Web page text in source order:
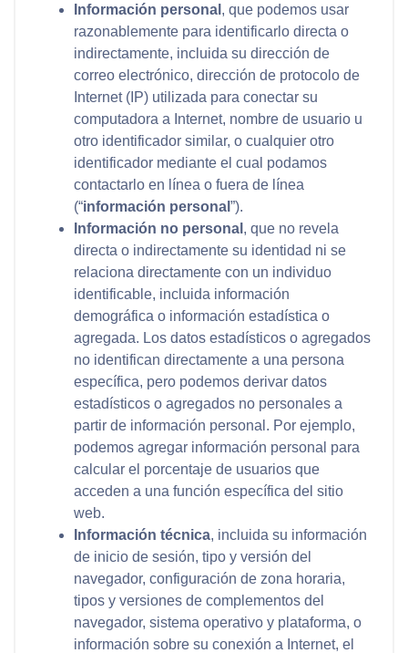
Información personal , que podemos usar
razonablemente para identificarlo directa o
indirectamente, incluida su dirección de
correo electrónico, dirección de protocolo de
Internet (IP) utilizada para conectar su
computadora a Internet, nombre de usuario u
otro identificador similar, o cualquier otro
identificador mediante el cual podamos
contactarlo en línea o fuera de línea
(“información personal ”).
Información no personal , que no revela
directa o indirectamente su identidad ni se
relaciona directamente con un individuo
identificable, incluida información
demográfica o información estadística o
agregada. Los datos estadísticos o agregados
no identifican directamente a una persona
específica, pero podemos derivar datos
estadísticos o agregados no personales a
partir de información personal. Por ejemplo,
podemos agregar información personal para
calcular el porcentaje de usuarios que
acceden a una función específica del sitio
web.
Información técnica, incluida su información
de inicio de sesión, tipo y versión del
navegador, configuración de zona horaria,
tipos y versiones de complementos del
navegador, sistema operativo y plataforma, o
información sobre su conexión a Internet, el